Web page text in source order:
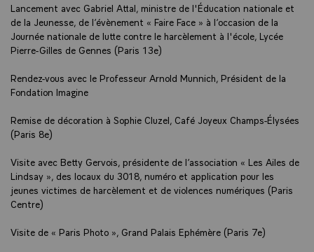
Lancement avec Gabriel Attal, ministre de l'Éducation nationale et
de la Jeunesse, de l’évènement « Faire Face » à l’occasion de la
Journée nationale de lutte contre le harcèlement à l'école, Lycée
Pierre-Gilles de Gennes (Paris 13e)
Rendez-vous avec le Professeur Arnold Munnich, Président de la
Fondation Imagine
Remise de décoration à Sophie Cluzel, Café Joyeux Champs-Élysées
(Paris 8e)
Visite avec Betty Gervois, présidente de l’association « Les Ailes de
Lindsay », des locaux du 3018, numéro et application pour les
jeunes victimes de harcèlement et de violences numériques (Paris
Centre)
Visite de « Paris Photo », Grand Palais Ephémère (Paris 7e)